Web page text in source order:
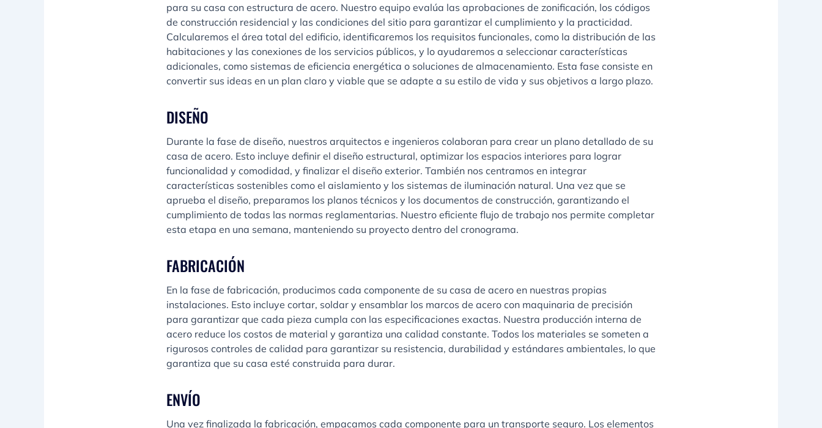
para su casa con estructura de acero. Nuestro equipo evalúa las aprobaciones de zonificación, los códigos
de construcción residencial y las condiciones del sitio para garantizar el cumplimiento y la practicidad.
Calcularemos el área total del edificio, identificaremos los requisitos funcionales, como la distribución de las
habitaciones y las conexiones de los servicios públicos, y lo ayudaremos a seleccionar características
adicionales, como sistemas de eficiencia energética o soluciones de almacenamiento. Esta fase consiste en
convertir sus ideas en un plan claro y viable que se adapte a su estilo de vida y sus objetivos a largo plazo.
DISEÑO
Durante la fase de diseño, nuestros arquitectos e ingenieros colaboran para crear un plano detallado de su
casa de acero. Esto incluye definir el diseño estructural, optimizar los espacios interiores para lograr
funcionalidad y comodidad, y finalizar el diseño exterior. También nos centramos en integrar
características sostenibles como el aislamiento y los sistemas de iluminación natural. Una vez que se
aprueba el diseño, preparamos los planos técnicos y los documentos de construcción, garantizando el
cumplimiento de todas las normas reglamentarias. Nuestro eficiente flujo de trabajo nos permite completar
esta etapa en una semana, manteniendo su proyecto dentro del cronograma.
FABRICACIÓN
En la fase de fabricación, producimos cada componente de su casa de acero en nuestras propias
instalaciones. Esto incluye cortar, soldar y ensamblar los marcos de acero con maquinaria de precisión
para garantizar que cada pieza cumpla con las especificaciones exactas. Nuestra producción interna de
acero reduce los costos de material y garantiza una calidad constante. Todos los materiales se someten a
rigurosos controles de calidad para garantizar su resistencia, durabilidad y estándares ambientales, lo que
garantiza que su casa esté construida para durar.
ENVÍO
Una vez finalizada la fabricación, empacamos cada componente para un transporte seguro. Los elementos